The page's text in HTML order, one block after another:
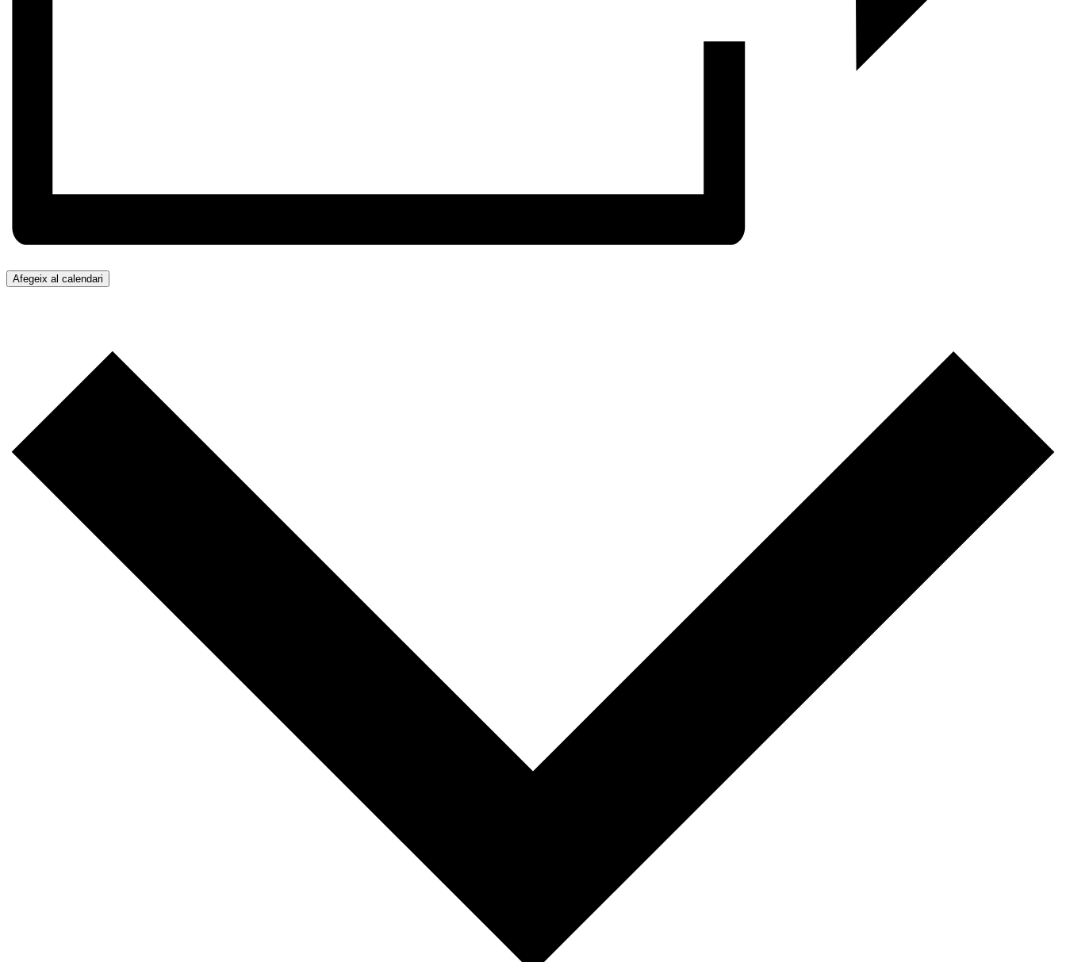
Afegeix al calendari